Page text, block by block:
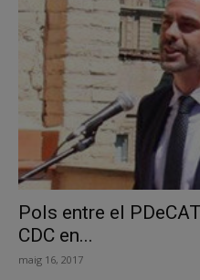
Pols entre el
CDC en...
maig 16, 2017